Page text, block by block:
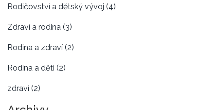
Rodičovství a dětský vývoj (4)
Zdraví a rodina (3)
Rodina a zdraví (2)
Rodina a děti (2)
zdraví (2)